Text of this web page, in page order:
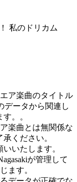
私のドリカム
ア楽曲のタイトル
データから関連し
。。
楽曲とは無関係な
ください。
いたします。
が管理して
ます。